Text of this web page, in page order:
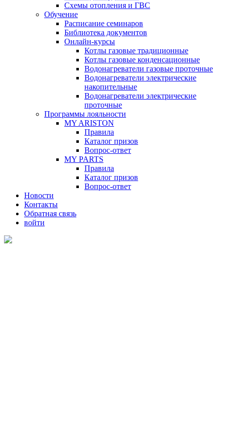
Схемы отопления и ГВС
Обучение
Расписание семинаров
Библиотека документов
Онлайн-курсы
Котлы газовые традиционные
Котлы газовые конденсационные
Водонагреватели газовые проточные
Водонагреватели электрические
накопительные
Водонагреватели электрические
проточные
Программы лояльности
MY ARISTON
Правила
Каталог призов
Вопрос-ответ
MY PARTS
Правила
Каталог призов
Вопрос-ответ
Новости
Контакты
Обратная связь
войти